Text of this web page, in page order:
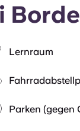
Lernraum
Parken (gegen